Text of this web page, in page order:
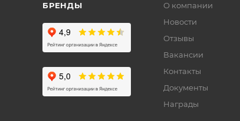
БРЕНДЫ
О компании
Новости
Отзывы
Вакансии
Контакты
Документы
Награды